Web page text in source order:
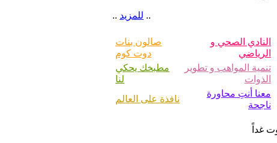
.. للمزيد ..
النادي الصحي و
الرياضي
صالون بنات
دوت كوم
تنمية المواهب و تطوير
الذوات
مطبخك يحكي
لنا
معنا أنتِ محاورة
ناجحة
نافذة على العالم
غداً